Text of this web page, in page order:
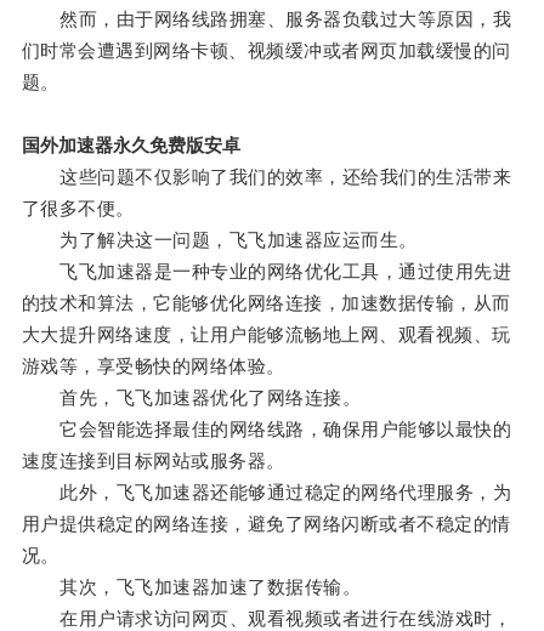
然而，由于网络线路拥塞、服务器负载过大等原因，我
们时常会遭遇到网络卡顿、视频缓冲或者网页加载缓慢的问
题。
国外加速器永久免费版安卓
这些问题不仅影响了我们的效率，还给我们的生活带来
了很多不便。
为了解决这一问题，飞飞加速器应运而生。
飞飞加速器是一种专业的网络优化工具，通过使用先进
的技术和算法，它能够优化网络连接，加速数据传输，从而
大大提升网络速度，让用户能够流畅地上网、观看视频、玩
游戏等，享受畅快的网络体验。
首先，飞飞加速器优化了网络连接。
它会智能选择最佳的网络线路，确保用户能够以最快的
速度连接到目标网站或服务器。
此外，飞飞加速器还能够通过稳定的网络代理服务，为
用户提供稳定的网络连接，避免了网络闪断或者不稳定的情
况。
其次，飞飞加速器加速了数据传输。
在用户请求访问网页、观看视频或者进行在线游戏时，